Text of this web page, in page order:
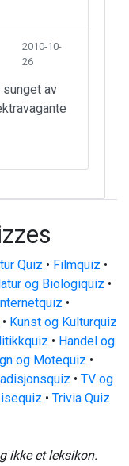
2010-10-
26
av
Quiz • Filmquiz •
og Biologiquiz •
•
• Kunst og Kulturquiz
• Handel og
og Motequiz •
• TV og
• Trivia Quiz
ikke et leksikon.